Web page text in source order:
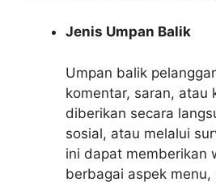
Jenis Umpan Balik
Umpan balik
komentar, saran, atau
diberikan secara
sosial, atau melalui
ini dapat memberikan
berbagai aspek